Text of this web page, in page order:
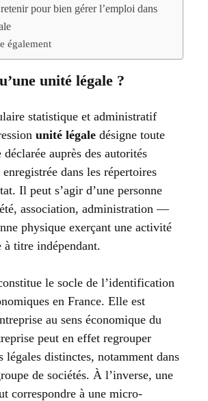
pour bien gérer l’emploi dans
également
unité légale ?
statistique et administratif
unité légale désigne toute
auprès des autorités
dans les répertoires
Il peut s’agir d’une personne
association, administration —
physique exerçant une activité
à titre indépendant.
le socle de l’identification
en France. Elle est
au sens économique du
peut en effet regrouper
légales distinctes, notamment dans
de sociétés. À l’inverse, une
correspondre à une micro-